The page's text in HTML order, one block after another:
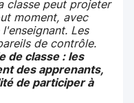
classe peut projeter
moment, avec
Les
de contrôle.
de classe : les
des apprenants,
de participer à